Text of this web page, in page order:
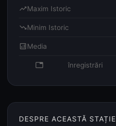
trending_upMaxim Istoric
trending_downMinim Istoric
analyticsMedia
database înregistrări
DESPRE ACEASTĂ STAȚIE